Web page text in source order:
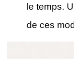
le temps.
de ces